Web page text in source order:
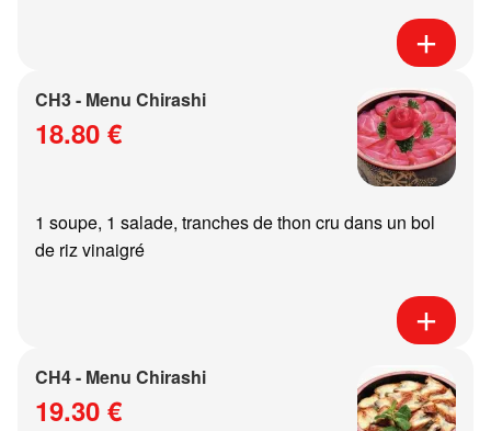
CH3 - Menu Chirashi
18.80 €
1 soupe, 1 salade, tranches de thon cru dans un bol
de riz vinaigré
CH4 - Menu Chirashi
19.30 €